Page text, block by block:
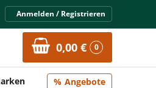
Anmelden / Registrieren
0,00 € 0
Angebote